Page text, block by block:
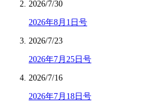
2026/7/30
2026年8月1日号
2026/7/23
2026年7月25日号
2026/7/16
2026年7月18日号